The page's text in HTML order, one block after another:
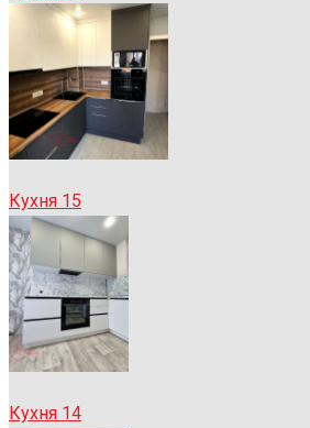
Кухня 15
Кухня 14